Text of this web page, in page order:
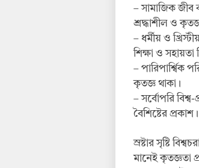
– সামাজিক জীব
শ্রদ্ধাশীল ও
– ধর্মীয় ও
শিক্ষা ও
– পারিপার্শ্বিক
কৃতজ্ঞ থাকা।
– সর্বোপরি
বৈশিষ্টের প্রকাশ।
স্রষ্টার সৃষ্টি
মানেই কৃতজ্ঞতা